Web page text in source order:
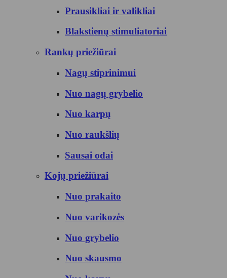
Prausikliai ir valikliai
Blakstienų stimuliatoriai
Rankų priežiūrai
Nagų stiprinimui
Nuo nagų grybelio
Nuo karpų
Nuo raukšlių
Sausai odai
Kojų priežiūrai
Nuo prakaito
Nuo varikozės
Nuo grybelio
Nuo skausmo